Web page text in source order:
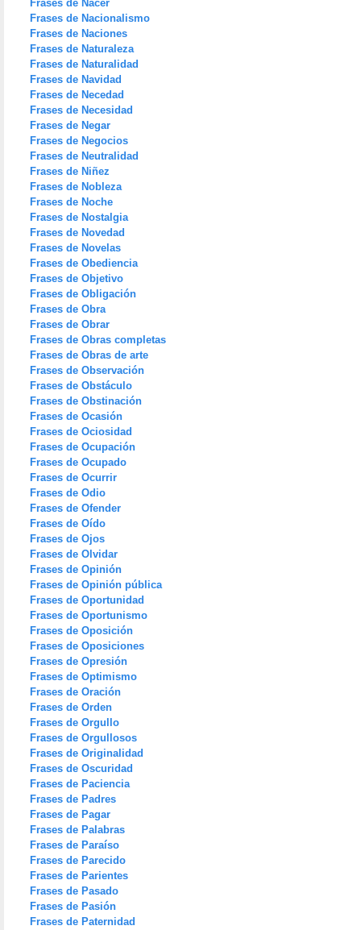
Frases de Nacer
Frases de Nacionalismo
Frases de Naciones
Frases de Naturaleza
Frases de Naturalidad
Frases de Navidad
Frases de Necedad
Frases de Necesidad
Frases de Negar
Frases de Negocios
Frases de Neutralidad
Frases de Niñez
Frases de Nobleza
Frases de Noche
Frases de Nostalgia
Frases de Novedad
Frases de Novelas
Frases de Obediencia
Frases de Objetivo
Frases de Obligación
Frases de Obra
Frases de Obrar
Frases de Obras completas
Frases de Obras de arte
Frases de Observación
Frases de Obstáculo
Frases de Obstinación
Frases de Ocasión
Frases de Ociosidad
Frases de Ocupación
Frases de Ocupado
Frases de Ocurrir
Frases de Odio
Frases de Ofender
Frases de Oído
Frases de Ojos
Frases de Olvidar
Frases de Opinión
Frases de Opinión pública
Frases de Oportunidad
Frases de Oportunismo
Frases de Oposición
Frases de Oposiciones
Frases de Opresión
Frases de Optimismo
Frases de Oración
Frases de Orden
Frases de Orgullo
Frases de Orgullosos
Frases de Originalidad
Frases de Oscuridad
Frases de Paciencia
Frases de Padres
Frases de Pagar
Frases de Palabras
Frases de Paraíso
Frases de Parecido
Frases de Parientes
Frases de Pasado
Frases de Pasión
Frases de Paternidad